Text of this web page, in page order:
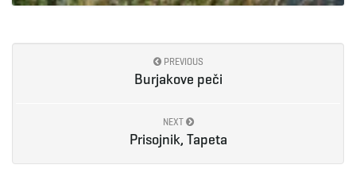
PREVIOUS
Burjakove peči
NEXT
Prisojnik, Tapeta